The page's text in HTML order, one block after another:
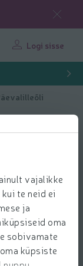
vajalikke
te neid ei
ja
oma
sobivamate
küpsiste
Logi sisse